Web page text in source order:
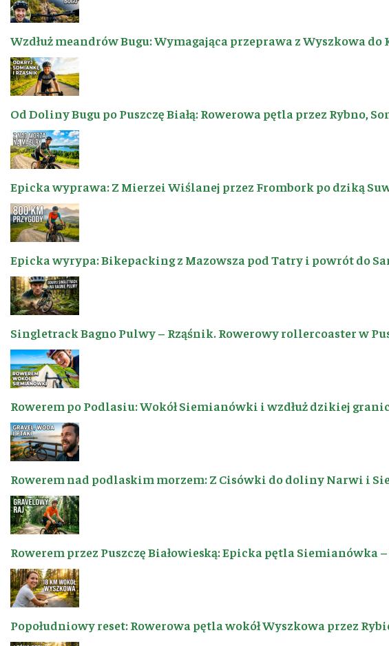
Wzdłuż meandrów Bugu: Wymagająca przeprawa z Wyszkowa do
Od Doliny Bugu po Puszczę Białą: Rowerowa pętla przez Rybno,
Epicka wyprawa: Z Mierzei Wiślanej przez Frombork po dziką
Epicka wyrypa: Bikepacking z Mazowsza pod Tatry i powrót do
Singletrack Bagno Pulwy – Rząśnik. Rowerowy rollercoaster w
Rowerem po Podlasiu: Wokół Siemianówki i wzdłuż dzikiej
Rowerem nad podlaskim morzem: Z Cisówki do doliny Narwi i
Rowerem przez Puszczę Białowieską: Epicka pętla Siemianówka
Popołudniowy reset: Rowerowa pętla wokół Wyszkowa przez